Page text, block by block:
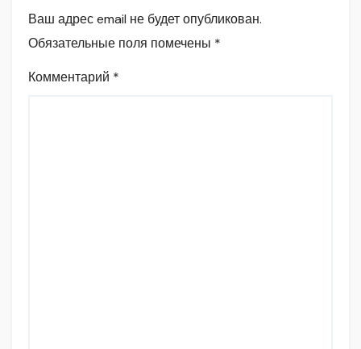
Ваш адрес email не будет опубликован.
Обязательные поля помечены *
Комментарий *